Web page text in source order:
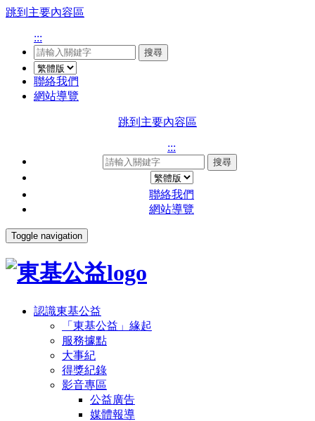
跳到主要內容區
:::
搜尋
聯絡我們
網站導覽
跳到主要內容區
:::
搜尋
聯絡我們
網站導覽
Toggle navigation
認識東基公益
「東基公益」緣起
服務據點
大事紀
得獎紀錄
影音專區
公益廣告
媒體報導